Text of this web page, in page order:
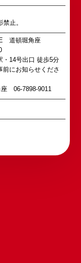
止。
道頓堀角座
・14号出口 徒歩5分
にお知らせくださ
座 06-7898-9011
閉館と共に、
インメントの
新たな歴史を
。
タテインナーが
きるものと考
想（※）
問い合わせ・
い合わせ先電話
えさせていた
上お問い合わ